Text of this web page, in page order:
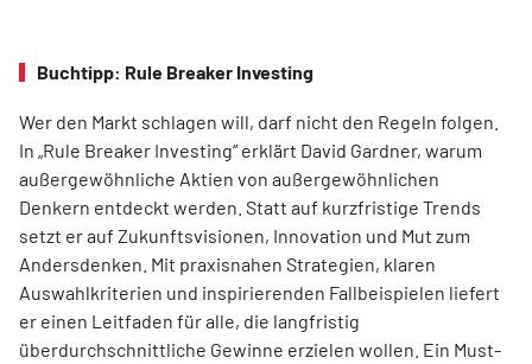
Buchtipp: Rule Breaker Investing
Wer den Markt schlagen will, darf nicht den Regeln folgen.
In „Rule Breaker Investing“ erklärt David Gardner, warum
außergewöhnliche Aktien von außer­gewöhnlichen
Denkern entdeckt werden. Statt auf kurzfristige Trends
setzt er auf Zukunftsvisionen, Innovation und Mut zum
Andersdenken. Mit praxisnahen Strategien, klaren
Auswahlkriterien und inspirierenden Fallbeispielen liefert
er einen Leit­faden für alle, die langfristig
überdurchschnittliche Gewinne erzielen wollen. Ein Must-